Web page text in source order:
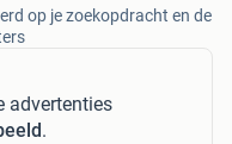
op je zoekopdracht en de
advertenties
.